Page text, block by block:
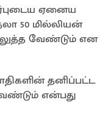
ஏனைய
50 மில்லியன்
வேண்டும் என
தனிப்பட்ட
என்பது